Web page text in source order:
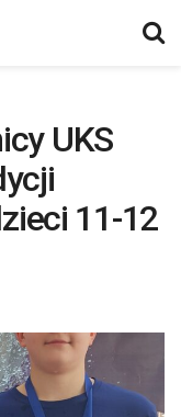
UKS
11-12